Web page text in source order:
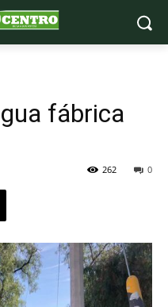
fábrica
0
262